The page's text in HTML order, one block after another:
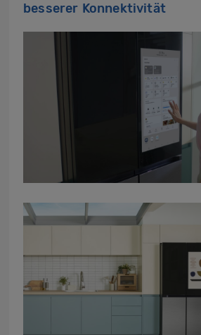
besserer Konnektivität